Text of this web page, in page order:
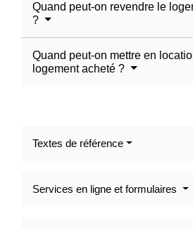
Quand peut-on revendre le
?
Quand peut-on mettre en
logement acheté ?
Textes de référence
Services en ligne et formulaires